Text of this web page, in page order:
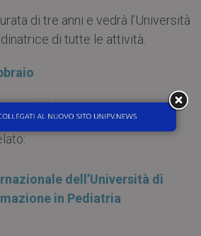
di tre anni e vedrà l’Università
di tutte le attività.
***
dell’Università di
in Pediatria